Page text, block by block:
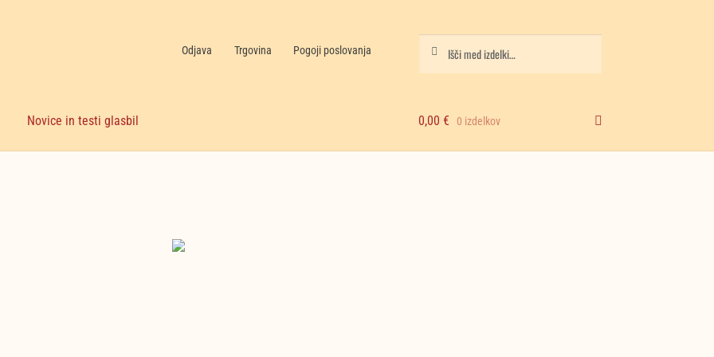
Odjava Trgovina Pogoji poslovanja
Novice in testi glasbil 0,00 € 0 izdelkov
Nakupujte zdaj